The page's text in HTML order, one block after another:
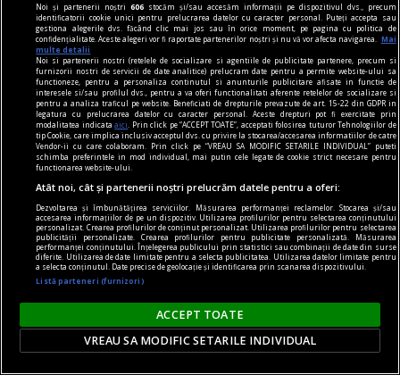
confort
Produse esențiale pentru confortul casei tale
Confortul unei locuințe nu este dat doar de
dimensiunea spațiului sau de aspectul
mobilierului, ci de modul în care toate
elementele funcționează împreună pentru a crea
o atmosferă echilibrată.
Noi și partenerii noștri606 stocăm și/sau accesăm informații pe dispozitivul dvs., precum
identificatorii cookie unici pentru prelucrarea datelor cu caracter personal. Puteți accepta sau
gestiona alegerile dvs. făcând clic mai jos sau în orice moment, pe pagina cu politica de
confidențialitate. Aceste alegeri vor fi raportate partenerilor noștri și nu vă vor afecta navigarea.
Mai
multe detalii
Noi si partenerii nostri (retelele de socializare si agentiile de publicitate partenere, precum si
furnizorii nostri de servicii de date analitice) prelucram date pentru a permite website-ului sa
functioneze, pentru a personaliza continutul si anunturile publicitare afisate in functie de
interesele si/sau profilul dvs., pentru a va oferi functionalitati aferente retelelor de socializare si
pentru a analiza traficul pe website. Beneficiati de drepturile prevazute de art. 15-22 din GDPR in
legatura cu prelucrarea datelor cu caracter personal. Aceste drepturi pot fi exercitate prin
modalitatea indicataaici
. Prin click pe “ACCEPT TOATE”, acceptati folosirea tuturor Tehnologiilor de
tip Cookie, care implica inclusiv acceptul dvs. cu privire la stocarea/accesarea informatiilor de catre
Vendor-ii cu care colaboram. Prin click pe “VREAU SA MODIFIC SETARILE INDIVIDUAL” puteti
schimba preferintele in mod individual, mai putin cele legate de cookie strict necesare pentru
functionarea website-ului.
Atât noi, cât și partenerii noștri prelucrăm datele pentru a oferi:
Dezvoltarea și îmbunătățirea serviciilor. Măsurarea performanței reclamelor. Stocarea și/sau
accesarea informațiilor de pe un dispozitiv. Utilizarea profilurilor pentru selectarea conținutului
personalizat. Crearea profilurilor de conținut personalizat. Utilizarea profilurilor pentru selectarea
publicității personalizate. Crearea profilurilor pentru publicitate personalizată. Măsurarea
performanței conținutului. Înțelegerea publicului prin statistici sau combinații de date din surse
diferite. Utilizarea de date limitate pentru a selecta publicitatea. Utilizarea datelor limitate pentru
a selecta conținutul. Date precise de geolocație și identificarea prin scanarea dispozitivului.
Listă parteneri (furnizori)
ACCEPT TOATE
VREAU SA MODIFIC SETARILE INDIVIDUAL